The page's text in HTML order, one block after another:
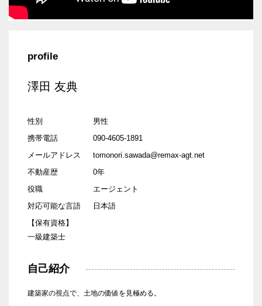
profile
澤田 友典
性別
男性
携帯電話
090-4605-1891
メールアドレス
tomonori.sawada@remax-agt.net
不動産歴
0年
役職
エージェント
対応可能な言語
日本語
【保有資格】
一級建築士
自己紹介
建築家の視点で、土地の価値を見極める。